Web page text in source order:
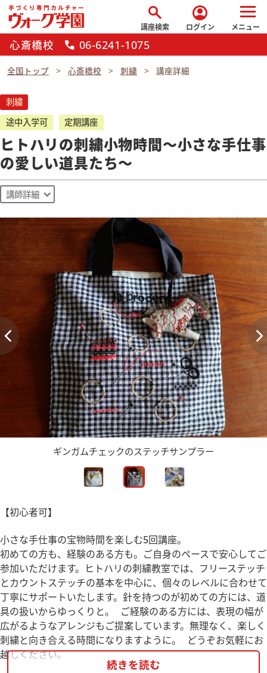
search
講座検索
account_circle
ログイン メニュー
心斎橋校 call 06-6241-1075
全国トップ 心斎橋校 刺繍 講座詳細
刺繍
途中入学可
定期講座
ヒトハリの刺繍小物時間〜小さな手仕事
の愛しい道具たち〜
講師詳細
ギンガムチェックのステッチサンプラー
【初心者可】
小さな手仕事の宝物時間を楽しむ5回講座。
初めての方も、経験のある方も。ご自身のペースで安心してご
参加いただけます。ヒトハリの刺繍教室では、フリーステッチ
とカウントステッチの基本を中心に、個々のレベルに合わせて
丁寧にサポートいたします。針を持つのが初めての方には、道
具の扱いからゆっくりと。 ご経験のある方には、表現の幅が
広がるようなアレンジもご提案しています。無理なく、楽しく
刺繍と向き合える時間になりますように。 どうぞお気軽にお
越しください。
続きを読む